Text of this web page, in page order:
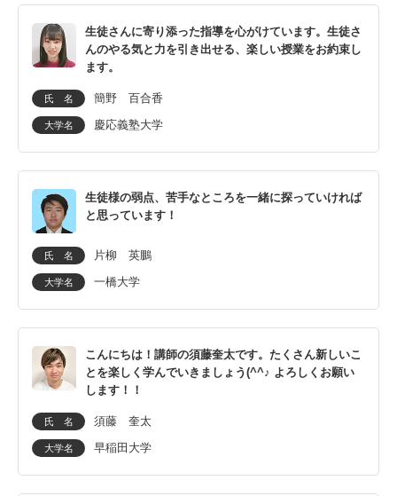
生徒さんに寄り添った指導を心がけています。生徒さ
んのやる気と力を引き出せる、楽しい授業をお約束し
ます。
氏 名 簡野 百合香
大学名 慶応義塾大学
生徒様の弱点、苦手なところを一緒に探っていければ
と思っています！
氏 名 片柳 英鵬
大学名 一橋大学
こんにちは！講師の須藤奎太です。たくさん新しいこ
とを楽しく学んでいきましょう(^^♪ よろしくお願い
します！！
氏 名 須藤 奎太
大学名 早稲田大学